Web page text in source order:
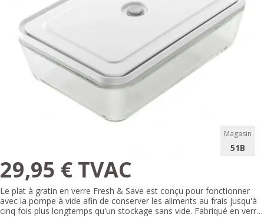
Magasin
51B
29,95 € TVAC
Le plat à gratin en verre Fresh & Save est conçu pour fonctionner
avec la pompe à vide afin de conserver les aliments au frais jusqu'à
cinq fois plus longtemps qu'un stockage sans vide. Fabriqué en verre